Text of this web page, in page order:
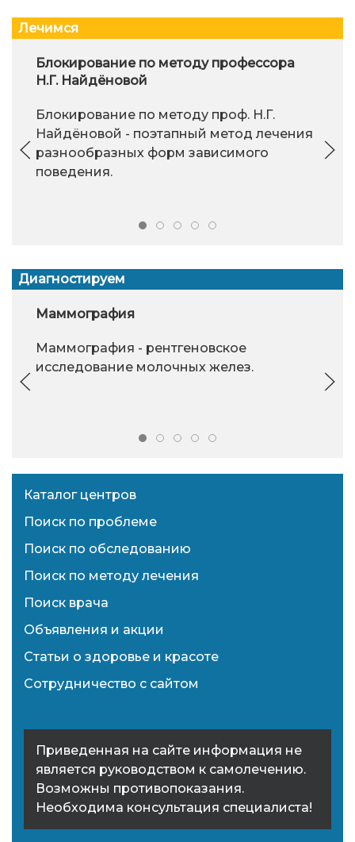
Лечимся
Блокирование по методу профессора
Н.Г. Найдёновой
Блокирование по методу проф. Н.Г.
Найдёновой - поэтапный метод лечения
разнообразных форм зависимого
поведения.
Диагностируем
Маммография
Маммография - рентгеновское
исследование молочных желез.
Каталог центров
Поиск по проблеме
Поиск по обследованию
Поиск по методу лечения
Поиск врача
Объявления и акции
Статьи о здоровье и красоте
Сотрудничество с сайтом
Приведенная на сайте информация не
является руководством к самолечению.
Возможны противопоказания.
Необходима консультация специалиста!